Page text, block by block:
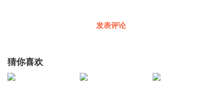
发表评论
猜你喜欢